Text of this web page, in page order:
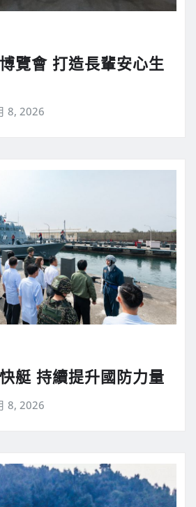
覽會 打造長輩安心生
8, 2026
艇 持續提升國防力量
8, 2026